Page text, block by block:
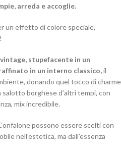
arreda e accoglie.
un effetto di colore speciale,
stupefacente in un
in un interno classico,il
donando quel tocco di charme
borghese d’altri tempi, con
mix incredibile.
possono essere scelti con
nell’estetica, ma dall’essenza